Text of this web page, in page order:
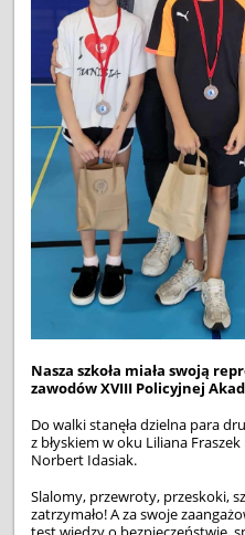
Nasza szkoła miała swoją
zawodów XVIII Policyjnej
Do walki stanęła dzielna para
z błyskiem w oku Liliana
Norbert Idasiak.
Slalomy, przewroty, przeskoki,
zatrzymało! A za swoje